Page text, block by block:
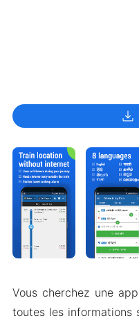
download
Vous cherchez une
toutes les informations